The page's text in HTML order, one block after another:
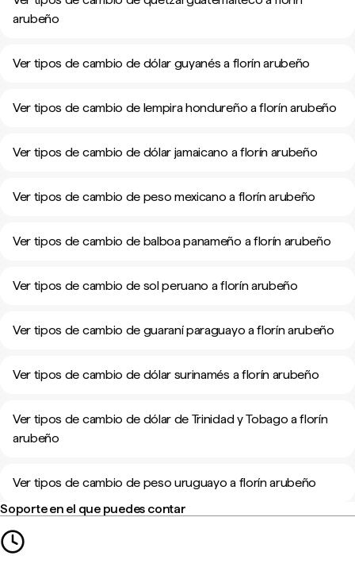
arubeño
Ver tipos de cambio de dólar guyanés a florín arubeño
Ver tipos de cambio de lempira hondureño a florín arubeño
Ver tipos de cambio de dólar jamaicano a florín arubeño
Ver tipos de cambio de peso mexicano a florín arubeño
Ver tipos de cambio de balboa panameño a florín arubeño
Ver tipos de cambio de sol peruano a florín arubeño
Ver tipos de cambio de guaraní paraguayo a florín arubeño
Ver tipos de cambio de dólar surinamés a florín arubeño
Ver tipos de cambio de dólar de Trinidad y Tobago a florín
arubeño
Ver tipos de cambio de peso uruguayo a florín arubeño
Soporte en el que puedes contar